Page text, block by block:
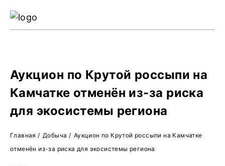
Аукцион по Крутой россыпи на
Камчатке отменён из-за риска
для экосистемы региона
Главная / Добыча / Аукцион по Крутой россыпи на Камчатке
отменён из-за риска для экосистемы региона